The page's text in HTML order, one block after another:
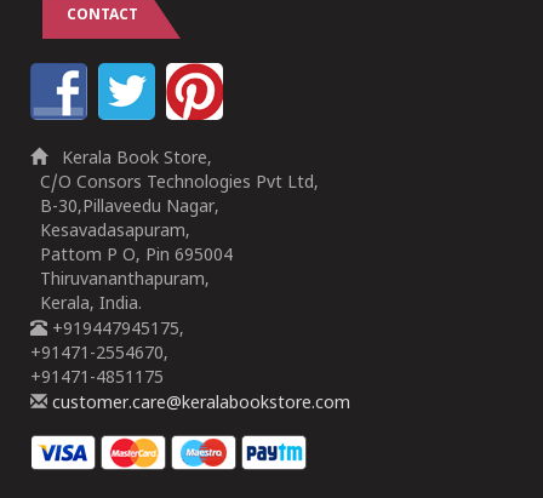
CONTACT
Kerala Book Store,
C/O Consors Technologies Pvt Ltd,
B-30,Pillaveedu Nagar,
Kesavadasapuram,
Pattom P O, Pin 695004
Thiruvananthapuram,
Kerala, India.
+919447945175,
+91471-2554670,
+91471-4851175
customer.care@keralabookstore.com